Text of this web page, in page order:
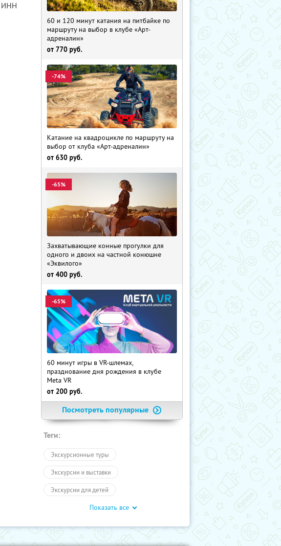
ИНН
60 и 120 минут катания на питбайке по
маршруту на выбор в клубе «Арт-
адреналин»
от 770 руб.
-74%
Катание на квадроцикле по маршруту на
выбор от клуба «Арт-адреналин»
от 630 руб.
-65%
Захватывающие конные прогулки для
одного и двоих на частной конюшне
«Эквилого»
от 400 руб.
-65%
60 минут игры в VR-шлемах,
празднование дня рождения в клубе
Meta VR
от 200 руб.
Посмотреть популярные
Теги:
Экскурсионные туры
Экскурсии и выставки
Экскурсии для детей
Автобусные экскурсии
Пешие экскурсии Экскурсии
Золотое кольцо Туры
Показать все